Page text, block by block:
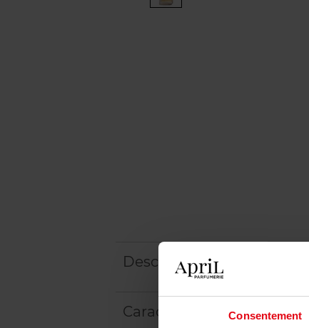
Consentement
Description
Caractéristiques